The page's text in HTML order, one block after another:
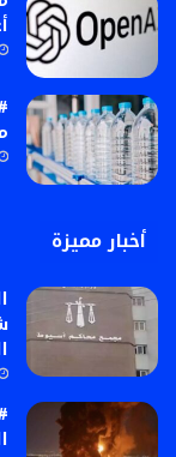
أخبار مميزة